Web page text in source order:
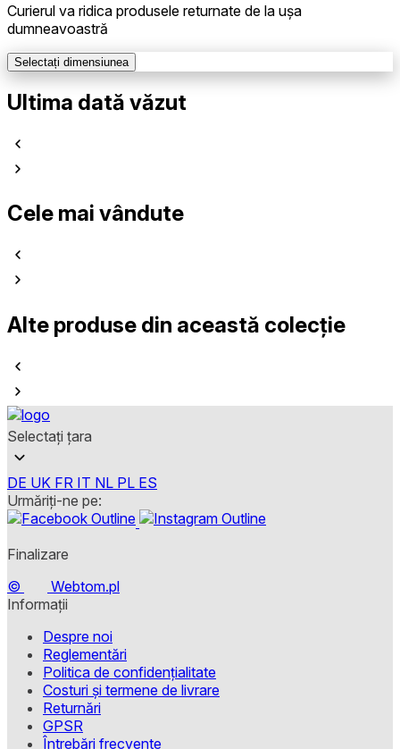
Curierul va ridica produsele returnate de la ușa
dumneavoastră
Selectați dimensiunea
Ultima dată văzut
Cele mai vândute
Alte produse din această colecție
Selectați țara
DE UK FR IT NL PL ES
Urmăriți-ne pe:
Finalizare
©
Webtom.pl
Informații
Despre noi
Reglementări
Politica de confidențialitate
Costuri și termene de livrare
Returnări
GPSR
Întrebări frecvente